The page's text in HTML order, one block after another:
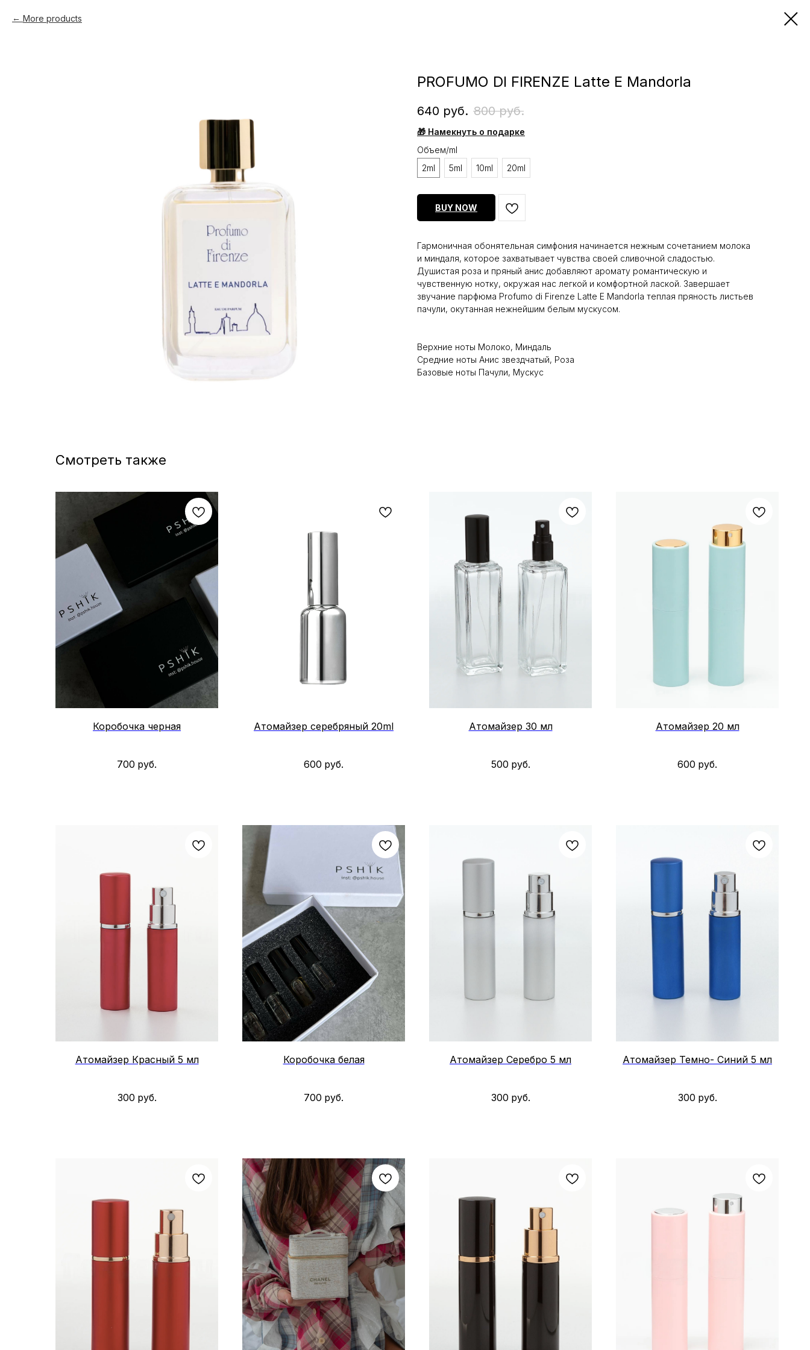
More products
PROFUMO DI FIRENZE Latte Е Mandorla
640 руб. 800 руб.
🎁 Намекнуть о подарке
Объем/ml
2ml
5ml 10ml 20ml
BUY NOW
Гармоничная обонятельная симфония начинается нежным сочетанием молока
и миндаля, которое захватывает чувства своей сливочной сладостью.
Душистая роза и пряный анис добавляют аромату романтическую и
чувственную нотку, окружая нас легкой и комфортной лаской. Завершает
звучание парфюма Profumo di Firenze Latte Е Mandorla теплая пряность листьев
пачули, окутанная нежнейшим белым мускусом.
Верхние ноты Молоко, Миндаль
Средние ноты Анис звездчатый, Роза
Базовые ноты Пачули, Мускус
Смотреть также
Коробочка черная
700 руб.
Атомайзер серебряный 20ml
600 руб.
Атомайзер 30 мл
500 руб.
Атомайзер 20 мл
600 руб.
Атомайзер Красный 5 мл
300 руб.
Коробочка белая
700 руб.
Атомайзер Серебро 5 мл
300 руб.
Атомайзер Темно- Синий 5 мл
300 руб.